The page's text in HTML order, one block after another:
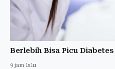
Berlebih Bisa Picu
9 jam lalu